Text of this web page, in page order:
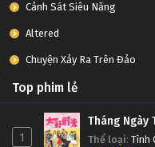
Cảnh Sát Siêu Năng
Altered
Chuyện Xảy Ra Trên Đảo
Top phim lẻ
1
Tháng Ngày
Thể loại: Tình